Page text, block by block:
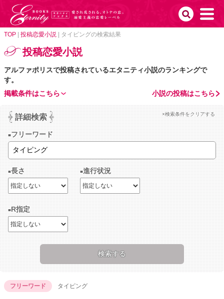
TOP 投稿恋愛小説 タイピングの検索結果
投稿恋愛小説
アルファポリスで投稿されているエタニティ小説のランキングで
す。
小説の投稿はこちら
掲載条件はこちら
詳細検索 ×検索条件をクリアする
フリーワード
長さ 進行状況
R指定
フリーワード タイピング